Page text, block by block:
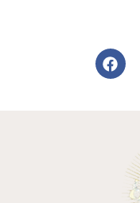
F
a